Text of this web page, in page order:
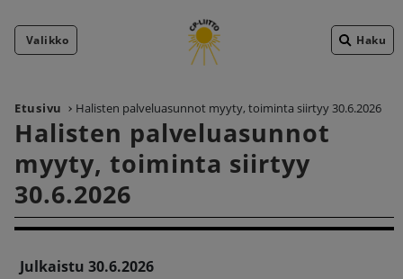
Valikko Haku
Etusivu Halisten palveluasunnot myyty, toiminta siirtyy 30.6.2026
Halisten palveluasunnot
myyty, toiminta siirtyy
30.6.2026
Julkaistu 30.6.2026